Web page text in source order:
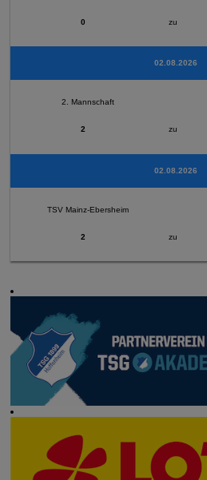
0 zu
02.08.2026
2. Mannschaft
2 zu
02.08.2026
TSV Mainz-Ebersheim
2 zu